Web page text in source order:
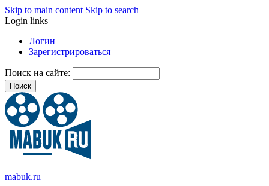
Skip to main content Skip to search
Login links
Логин
Зарегистрироваться
Поиск на сайте:
mabuk.ru